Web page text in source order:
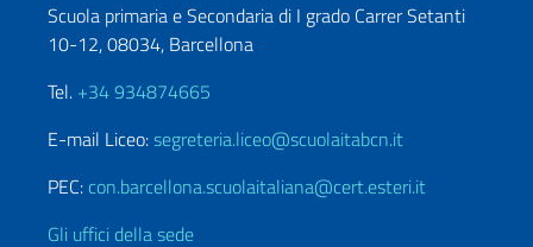
Scuola primaria e Secondaria di I grado Carrer Setanti
10-12, 08034, Barcellona
Tel. +34 934874665
E-mail Liceo:segreteria.liceo@scuolaitabcn.it
PEC: con.barcellona.scuolaitaliana@cert.esteri.it
Gli uffici della sede